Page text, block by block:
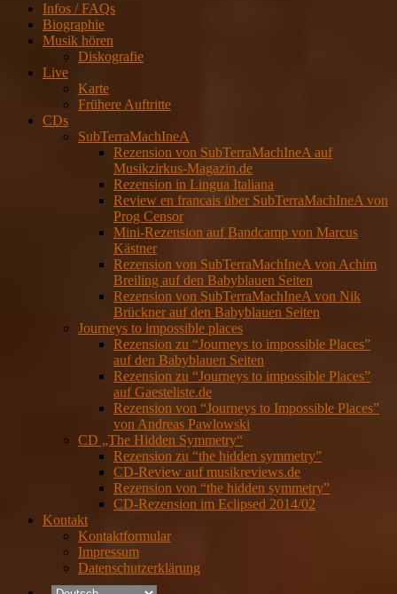
Infos / FAQs
Biographie
Musik hören
Diskografie
Live
Karte
Frühere Auftritte
CDs
SubTerraMachIneA
Rezension von SubTerraMachIneA auf
Musikzirkus-Magazin.de
Rezension in Lingua Italiana
Review en francais über SubTerraMachIneA von
Prog Censor
Mini-Rezension auf Bandcamp von Marcus
Kästner
Rezension von SubTerraMachIneA von Achim
Breiling auf den Babyblauen Seiten
Rezension von SubTerraMachIneA von Nik
Brückner auf den Babyblauen Seiten
Journeys to impossible places
Rezension zu “Journeys to impossible Places”
auf den Babyblauen Seiten
Rezension zu “Journeys to impossible Places”
auf Gaesteliste.de
Rezension von “Journeys to Impossible Places”
von Andreas Pawlowski
CD „The Hidden Symmetry“
Rezension zu “the hidden symmetry”
CD-Review auf musikreviews.de
Rezension von “the hidden symmetry”
CD-Rezension im Eclipsed 2014/02
Kontakt
Kontaktformular
Impressum
Datenschutzerklärung